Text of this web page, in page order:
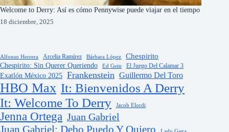
Welcome to Derry: Así es cómo Pennywise puede viajar en el tiempo
18 diciembre, 2025
Alfonso Herrera Arcelia Ramírez Bárbara López Chespirito
Chespirito: Sin Querer Queriendo Ed Gein El Juego Del Calamar 3
Exatlón México 2025 Frankenstein Guillermo Del Toro
HBO Max It: Bienvenidos A Derry
It: Welcome To Derry
Jacob Elordi
Jenna Ortega Juan Gabriel